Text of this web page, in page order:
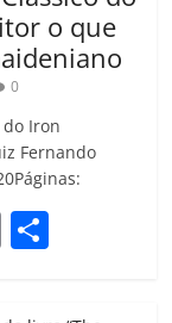
o que
0
do Iron
Fernando
C
p m